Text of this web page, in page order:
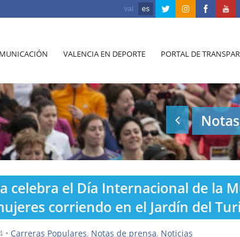
val es
VALENCIA EN DEPORTE PORTAL DE
celebra el Día Internacional de la
corriendo en el Jardín del
• Carreras Populares, Notas de prensa, Noticias